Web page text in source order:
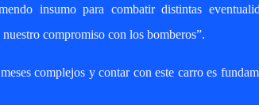
insumo para combatir distintas
compromiso con los bomberos”.
complejos y contar con este carro es